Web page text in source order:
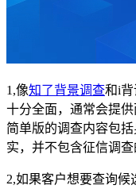
1,像知了背景调查和i背
十分全面，通常会提
简单版的调查内容包
实，并不包含征信调查
2,如果客户想要查询